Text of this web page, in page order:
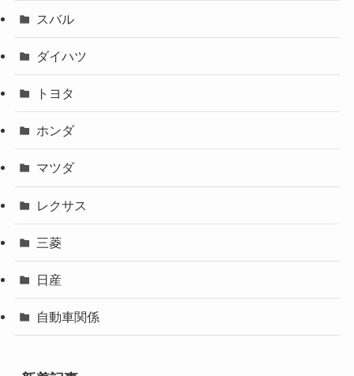
スバル
ダイハツ
トヨタ
ホンダ
マツダ
レクサス
三菱
日産
自動車関係